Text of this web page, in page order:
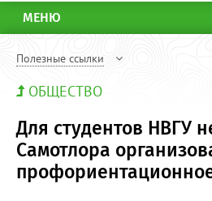
МЕНЮ
Полезные ссылки
ОБЩЕСТВО
Для студентов НВГУ
Самотлора